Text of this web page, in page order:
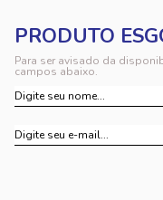
Para ser avisado da
campos abaixo.